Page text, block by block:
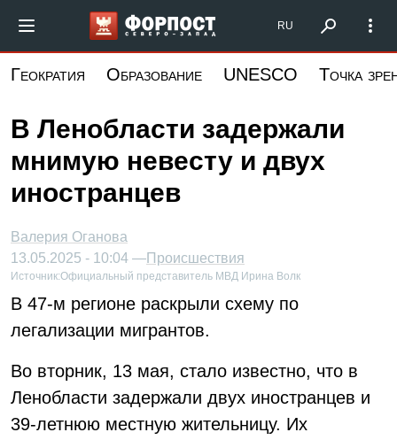
основному
Форпост Северо-Запад
RU
Геократия Образование UNESCO Точка
В Ленобласти задержали
мнимую невесту и двух
иностранцев
Валерия Оганова
13.05.2025 - 10:04 —Происшествия
Источник:Официальный представитель МВД Ирина Волк
В 47-м регионе раскрыли схему по
легализации мигрантов.
Во вторник, 13 мая, стало известно, что в
Ленобласти задержали двух иностранцев и
39-летнюю местную жительницу. Их